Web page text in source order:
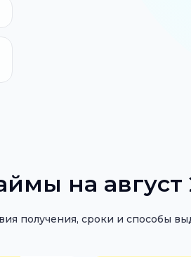
на август
получения, сроки и способы